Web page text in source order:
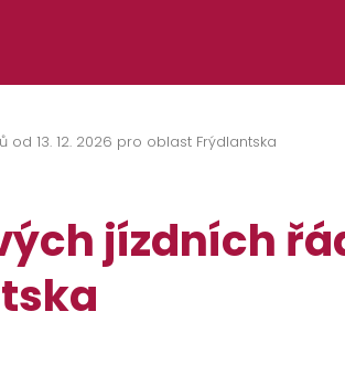
13. 12. 2026 pro oblast Frýdlantska
jízdních